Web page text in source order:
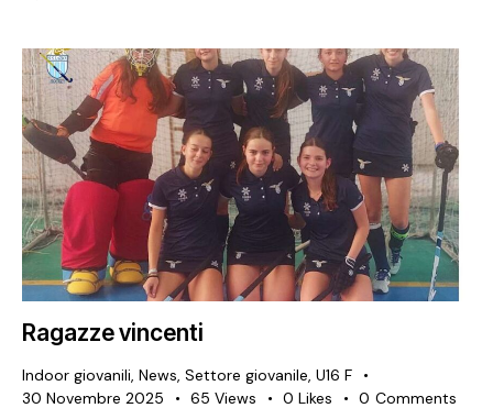
Ragazze vincenti
Indoor giovanili, News, Settore giovanile, U16 F
30 Novembre 2025
65 Views 0 Likes 0 Comments